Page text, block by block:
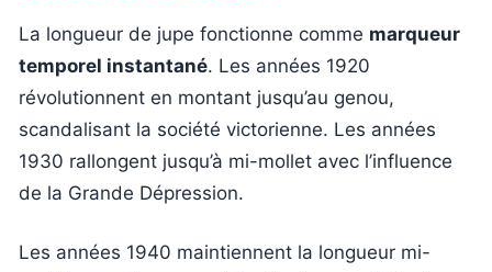
La longueur de jupe fonctionne comme marqueur
temporel instantané. Les années 1920
révolutionnent en montant jusqu’au genou,
scandalisant la société victorienne. Les années
1930 rallongent jusqu’à mi-mollet avec l’influence
de la Grande Dépression.
Les années 1940 maintiennent la longueur mi-